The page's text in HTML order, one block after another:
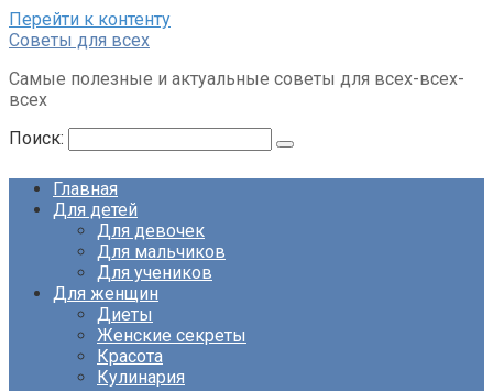
Перейти к контенту
Советы для всех
Самые полезные и актуальные советы для всех-всех-
всех
Поиск:
Главная
Для детей
Для девочек
Для мальчиков
Для учеников
Для женщин
Диеты
Женские секреты
Красота
Кулинария